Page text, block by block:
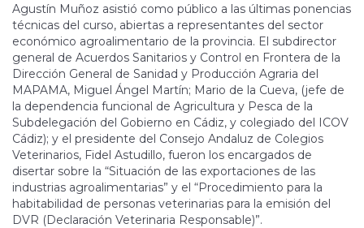
Agustín Muñoz asistió como público a las últimas ponencias
técnicas del curso, abiertas a representantes del sector
económico agroalimentario de la provincia. El subdirector
general de Acuerdos Sanitarios y Control en Frontera de la
Dirección General de Sanidad y Producción Agraria del
MAPAMA, Miguel Ángel Martín; Mario de la Cueva, (jefe de
la dependencia funcional de Agricultura y Pesca de la
Subdelegación del Gobierno en Cádiz, y colegiado del ICOV
Cádiz); y el presidente del Consejo Andaluz de Colegios
Veterinarios, Fidel Astudillo, fueron los encargados de
disertar sobre la “Situación de las exportaciones de las
industrias agroalimentarias” y el “Procedimiento para la
habitabilidad de personas veterinarias para la emisión del
DVR (Declaración Veterinaria Responsable)”.